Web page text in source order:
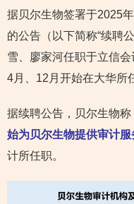
据贝尔生物签署于2025
的公告（以下简称“续聘
雪、廖家河任职于立信
4月、12月开始在大华所
据续聘公告，贝尔生物称
始为贝尔生物提供审计服
计所任职。